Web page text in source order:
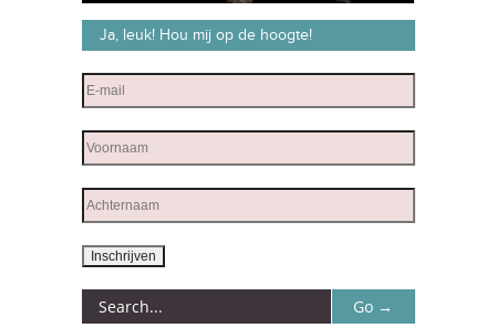
Ja, leuk! Hou mij op de hoogte!